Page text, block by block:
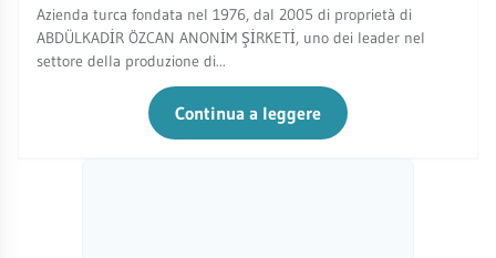
Azienda turca fondata nel 1976, dal 2005 di proprietà di
ABDÜLKADİR ÖZCAN ANONİM ŞİRKETİ, uno dei leader nel
settore della produzione di...
Continua a leggere